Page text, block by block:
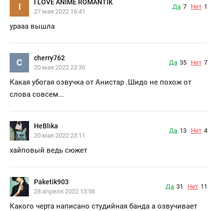
I I LOVE ANIME ROMANTIK
27 мая 2022 16:41
Да 7 Нет 1
урааа вышла
C cherry762
20 мая 2022 23:30
Да 35 Нет 7
Какая убогая озвучка от Анистар .Шидо не похож от
слова совсем...
HeBlika
20 мая 2022 23:11
Да 13 Нет 4
хайповый ведь сюжет
Paketik903
28 апреля 2022 13:58
Да 31 Нет 11
Какого черта написано студийная банда а озвучивает